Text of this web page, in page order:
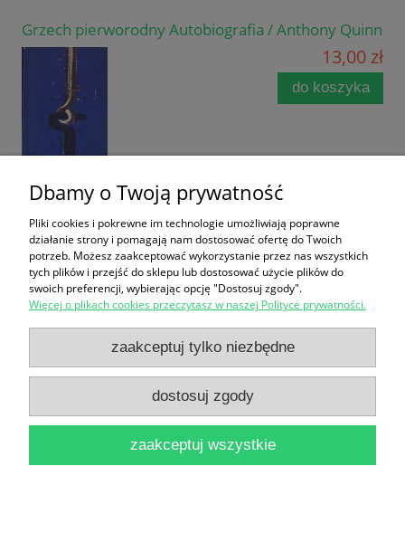
Grzech pierworodny Autobiografia / Anthony Quinn
13,00 zł
do koszyka
Pani Magdo, pani pierwszej to powiem / Magda
Jethon
18,00 zł
do koszyka
Dbamy o Twoją prywatność
Pliki cookies i pokrewne im technologie umożliwiają poprawne
działanie strony i pomagają nam dostosować ofertę do Twoich
potrzeb. Możesz zaakceptować wykorzystanie przez nas wszystkich
tych plików i przejść do sklepu lub dostosować użycie plików do
swoich preferencji, wybierając opcję "Dostosuj zgody".
Więcej o plikach cookies przeczytasz w naszej Polityce prywatności.
zaakceptuj tylko niezbędne
dostosuj zgody
zaakceptuj wszystkie